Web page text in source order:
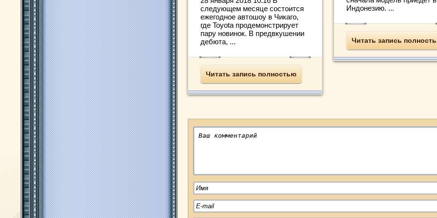
следующем месяце состоится
ежегодное автошоу в Чикаго,
где Toyota продемонстрирует
пару новинок. В предвкушении
дебюта, ...
Читать запись полностью
Индонезию. ...
Читать запись